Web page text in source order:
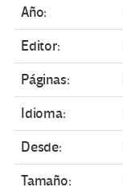
Año:
Editor:
Páginas:
Idioma:
Desde:
Tamaño: